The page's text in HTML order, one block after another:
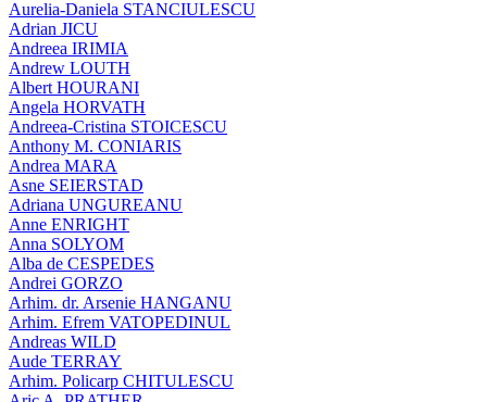
Aurelia-Daniela STANCIULESCU
Adrian JICU
Andreea IRIMIA
Andrew LOUTH
Albert HOURANI
Angela HORVATH
Andreea-Cristina STOICESCU
Anthony M. CONIARIS
Andrea MARA
Asne SEIERSTAD
Adriana UNGUREANU
Anne ENRIGHT
Anna SOLYOM
Alba de CESPEDES
Andrei GORZO
Arhim. dr. Arsenie HANGANU
Arhim. Efrem VATOPEDINUL
Andreas WILD
Aude TERRAY
Arhim. Policarp CHITULESCU